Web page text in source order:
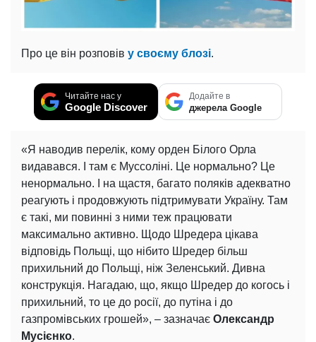
Про це він розповів у своєму блозі.
Читайте нас у
Google Discover
Додайте в
джерела Google
«Я наводив перелік, кому орден Білого Орла
видавався. І там є Муссоліні. Це нормально? Це
ненормально. І на щастя, багато поляків адекватно
реагують і продовжують підтримувати Україну. Там
є такі, ми повинні з ними теж працювати
максимально активно. Щодо Шредера цікава
відповідь Польщі, що нібито Шредер більш
прихильний до Польщі, ніж Зеленський. Дивна
конструкція. Нагадаю, що, якщо Шредер до когось і
прихильний, то це до росії, до путіна і до
газпромівських грошей», – зазначає Олександр
Мусієнко.